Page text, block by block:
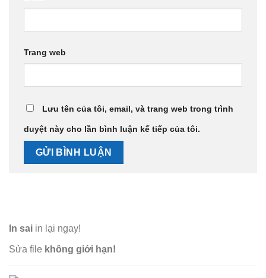
In sai in lại ngay!
Sửa file không giới hạn!
Trang web
Lưu tên của tôi, email, và trang web trong trình
duyệt này cho lần bình luận kế tiếp của tôi.